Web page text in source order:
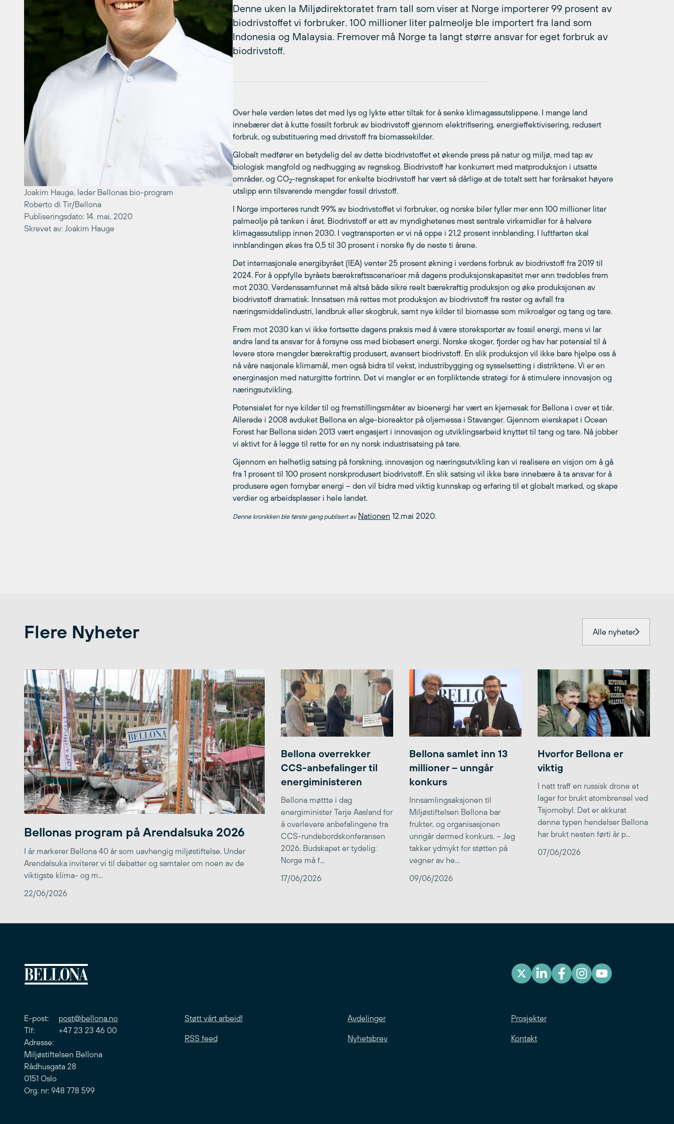
Joakim Hauge, leder Bellonas bio-program
Roberto di Tir/Bellona
Publiseringsdato: 14. mai, 2020
Skrevet av: Joakim Hauge
Denne uken la Miljødirektoratet fram tall som viser at Norge importerer 99 prosent av
biodrivstoffet vi forbruker. 100 millioner liter palmeolje ble importert fra land som
Indonesia og Malaysia. Fremover må Norge ta langt større ansvar for eget forbruk av
biodrivstoff.
Over hele verden letes det med lys og lykte etter tiltak for å senke klimagassutslippene. I mange land
innebærer det å kutte fossilt forbruk av biodrivstoff gjennom elektrifisering, energieffektivisering, redusert
forbruk, og substituering med drivstoff fra biomassekilder.
Globalt medfører en betydelig del av dette biodrivstoffet et økende press på natur og miljø, med tap av
biologisk mangfold og nedhugging av regnskog. Biodrivstoff har konkurrert med matproduksjon i utsatte
områder, og CO2-regnskapet for enkelte biodrivstoff har vært så dårlige at de totalt sett har forårsaket høyere
utslipp enn tilsvarende mengder fossil drivstoff.
I Norge importeres rundt 99% av biodrivstoffet vi forbruker, og norske biler fyller mer enn 100 millioner liter
palmeolje på tanken i året. Biodrivstoff er ett av myndighetenes mest sentrale virkemidler for å halvere
klimagassutslipp innen 2030. I vegtransporten er vi nå oppe i 21,2 prosent innblanding. I luftfarten skal
innblandingen økes fra 0,5 til 30 prosent i norske fly de neste ti årene.
Det internasjonale energibyrået (IEA) venter 25 prosent økning i verdens forbruk av biodrivstoff fra 2019 til
2024. For å oppfylle byråets bærekraftsscenarioer må dagens produksjonskapasitet mer enn tredobles frem
mot 2030. Verdenssamfunnet må altså både sikre reelt bærekraftig produksjon og øke produksjonen av
biodrivstoff dramatisk. Innsatsen må rettes mot produksjon av biodrivstoff fra rester og avfall fra
næringsmiddelindustri, landbruk eller skogbruk, samt nye kilder til biomasse som mikroalger og tang og tare.
Frem mot 2030 kan vi ikke fortsette dagens praksis med å være storeksportør av fossil energi, mens vi lar
andre land ta ansvar for å forsyne oss med biobasert energi. Norske skoger, fjorder og hav har potensial til å
levere store mengder bærekraftig produsert, avansert biodrivstoff. En slik produksjon vil ikke bare hjelpe oss å
nå våre nasjonale klimamål, men også bidra til vekst, industribygging og sysselsetting i distriktene. Vi er en
energinasjon med naturgitte fortrinn. Det vi mangler er en forpliktende strategi for å stimulere innovasjon og
næringsutvikling.
Potensialet for nye kilder til og fremstillingsmåter av bioenergi har vært en kjernesak for Bellona i over et tiår.
Allerede i 2008 avduket Bellona en alge-bioreaktor på oljemessa i Stavanger. Gjennom eierskapet i Ocean
Forest har Bellona siden 2013 vært engasjert i innovasjon og utviklingsarbeid knyttet til tang og tare. Nå jobber
vi aktivt for å legge til rette for en ny norsk industrisatsing på tare.
Gjennom en helhetlig satsing på forskning, innovasjon og næringsutvikling kan vi realisere en visjon om å gå
fra 1 prosent til 100 prosent norskprodusert biodrivstoff. En slik satsing vil ikke bare innebære å ta ansvar for å
produsere egen fornybar energi – den vil bidra med viktig kunnskap og erfaring til et globalt marked, og skape
verdier og arbeidsplasser i hele landet.
Denne kronikken ble første gang publisert av Nationen 12.mai 2020.
Flere Nyheter Alle nyheter
Bellonas program på Arendalsuka 2026
I år markerer Bellona 40 år som uavhengig miljøstiftelse. Under
Arendalsuka inviterer vi til debatter og samtaler om noen av de
viktigste klima- og m...
22/06/2026
Bellona overrekker
CCS-anbefalinger til
energiministeren
Bellona møttte i dag
energiminister Terje Aasland for
å overlevere anbefalingene fra
CCS-rundebordskonferansen
2026. Budskapet er tydelig:
Norge må f...
17/06/2026
Bellona samlet inn 13
millioner – unngår
konkurs
Innsamlingsaksjonen til
Miljøstiftelsen Bellona bar
frukter, og organisasjonen
unngår dermed konkurs. – Jeg
takker ydmykt for støtten på
vegner av he...
09/06/2026
Hvorfor Bellona er
viktig
I natt traff en russisk drone et
lager for brukt atombrensel ved
Tsjornobyl. Det er akkurat
denne typen hendelser Bellona
har brukt nesten førti år p...
07/06/2026
E-post: post@bellona.no
Tlf: +47 23 23 46 00
Adresse:
Miljøstiftelsen Bellona
Rådhusgata 28
0151 Oslo
Org. nr: 948 778 599
Støtt vårt arbeid! Avdelinger Prosjekter
RSS feed Nyhetsbrev Kontakt